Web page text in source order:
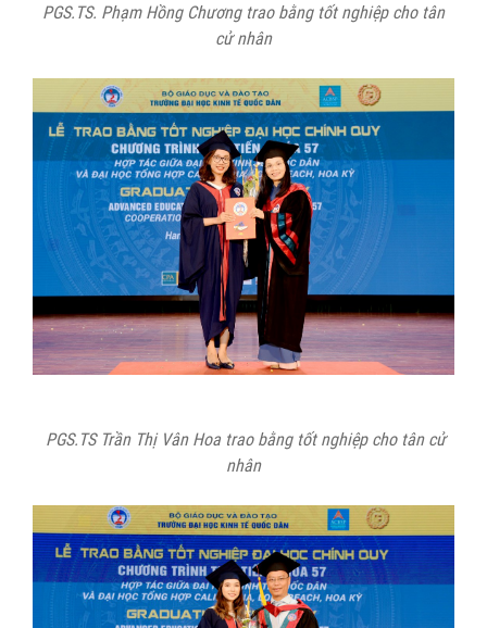
PGS.TS. Phạm Hồng Chương trao bằng tốt nghiệp cho tân
cử nhân
PGS.TS Trần Thị Vân Hoa trao bằng tốt nghiệp cho tân cử
nhân